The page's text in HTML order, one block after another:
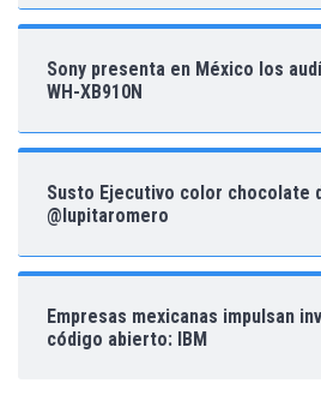
Sony presenta en México los
WH-XB910N
Susto Ejecutivo color chocolate
@lupitaromero
Empresas mexicanas impulsan
código abierto: IBM